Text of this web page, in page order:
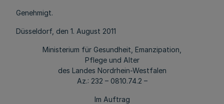
Genehmigt.
Düsseldorf, den 1. August 2011
Ministerium für Gesundheit, Emanzipation,
Pflege und Alter
des Landes Nordrhein-Westfalen
Az.: 232 – 0810.74.2 –
Im Auftrag